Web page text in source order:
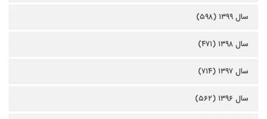
سال ۱۳۹۹ (۵۹۸)
سال ۱۳۹۸ (۴۷۱)
سال ۱۳۹۷ (۷۱۴)
سال ۱۳۹۶ (۵۶۲)